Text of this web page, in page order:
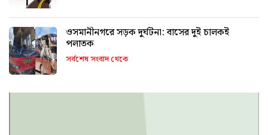
ওসমানীনগরে সড়ক দুর্ঘটনা: বাসের দুই চালকই
পলাতক
সর্বশেষ সংবাদ থেকে